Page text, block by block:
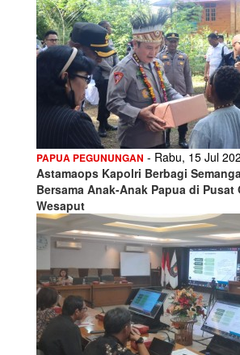
PAPUA PEGUNUNGAN - Rabu, 15 Jul
Astamaops Kapolri Berbagi
Bersama Anak-Anak Papua di Pusat
Wesaput